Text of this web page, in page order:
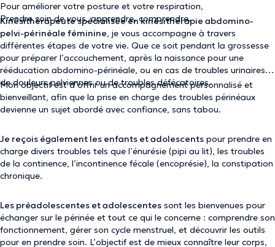
Pour améliorer votre posture et votre respiration,
Prendre soin de vous, apprendre, comprendre.
Kinésithérapeute spécialisée en kinésithérapie abdomino-
pelvi-périnéale féminine, je vous accompagne à travers
différentes étapes de votre vie. Que ce soit pendant la grossesse
pour préparer l’accouchement, après la naissance pour une
rééducation abdomino-périnéale, ou en cas de troubles urinaires,
de douleurs pelviennes ou de troubles défécatoires.
Mon objectif est d’offrir un accompagnement personnalisé et
bienveillant, afin que la prise en charge des troubles périnéaux
devienne un sujet abordé avec confiance, sans tabou.
Je reçois également les enfants et adolescents pour prendre en
charge divers troubles tels que l’énurésie (pipi au lit), les troubles
de la continence, l’incontinence fécale (encoprésie), la constipation
chronique.
Les préadolescentes et adolescentes sont les bienvenues pour
échanger sur le périnée et tout ce qui le concerne : comprendre son
fonctionnement, gérer son cycle menstruel, et découvrir les outils
pour en prendre soin. L’objectif est de mieux connaître leur corps,